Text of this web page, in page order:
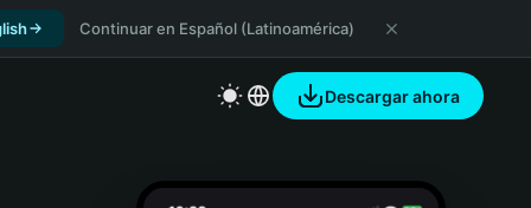
Continuar en Español (Latinoamérica)
Descargar ahora